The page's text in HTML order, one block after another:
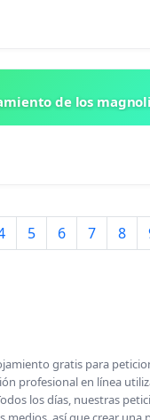
de los
5 6 7 8
gratis para
profesional en línea
los días, nuestras